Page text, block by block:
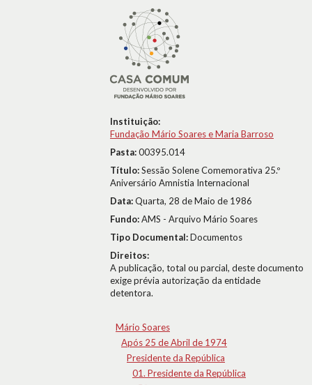
Instituição:
Fundação Mário Soares e Maria Barroso
Pasta:00395.014
Título:Sessão Solene Comemorativa 25.º
Aniversário Amnistia Internacional
Data:Quarta, 28 de Maio de 1986
Fundo:AMS - Arquivo Mário Soares
Tipo Documental:Documentos
Direitos:
A publicação, total ou parcial, deste documento
exige prévia autorização da entidade
detentora.
Mário Soares
Após 25 de Abril de 1974
Presidente da República
01. Presidente da República